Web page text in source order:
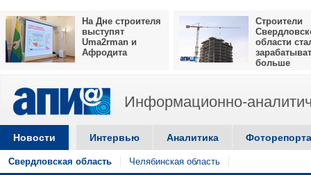
На Дне строителя
выступят
Uma2rman и
Афродита
Строители
области
больше
Информационно-
Новости Интервью Аналитика
Свердловская область Челябинская область